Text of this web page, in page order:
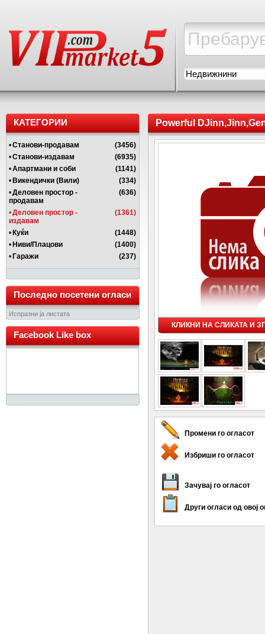
Недвижнини
КАТЕГОРИИ
•Станови-продавам
(3456)
•Станови-издавам
(6935)
•Апартмани и соби
(1141)
• Викендички (Вили)
(334)
•Деловен простор -
продавам
(636)
•Деловен простор -
издавам
(1361)
• Куќи
(1448)
• Ниви/Плацови
(1400)
• Гаражи (237)
Последно посетени огласи
Испразни ја листата
Facebook Like box
Powerful
jackpot,protection in
КЛИКНИ НА СЛИКАТА И
Промени го огласот
Избриши го огласот
Зачувај го огласот
Други огласи од овој